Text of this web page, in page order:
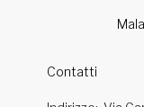
Contatti